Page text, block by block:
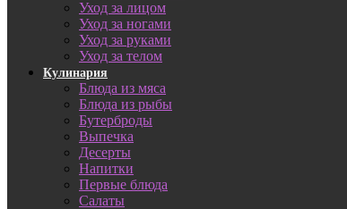
Уход за лицом
Уход за ногами
Уход за руками
Уход за телом
Кулинария
Блюда из мяса
Блюда из рыбы
Бутерброды
Выпечка
Десерты
Напитки
Первые блюда
Салаты